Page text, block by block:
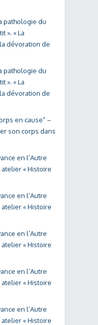
pathologie du
». « La
dévoration de
pathologie du
». « La
dévoration de
en cause” –
son corps dans
en l’Autre
« Histoire
en l’Autre
« Histoire
en l’Autre
« Histoire
en l’Autre
« Histoire
en l’Autre
« Histoire